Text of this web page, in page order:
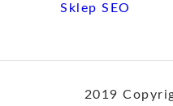
Sklep SEO
2019